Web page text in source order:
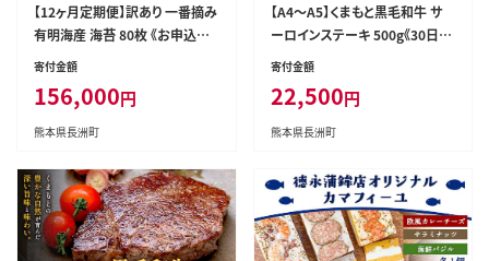
【12ヶ月定期便】訳あり 一番摘み
有明海産 海苔 80枚 《お申込み
月の翌月から出荷開始》熊本県
40枚入り×2袋 計12回定期 長
洲町---fn_ntei_r7_156000_80
寄付金額
156,000円
熊本県長洲町
【A4～A5】くまもと黒毛和牛 サ
ーロインステーキ 500g《30日以
内に出荷予定(土日祝除く)》 牛
冷凍庫 サーロイン ステーキ---s
n_fespsa_30d_r7_22500_50
寄付金額
22,500円
熊本県長洲町